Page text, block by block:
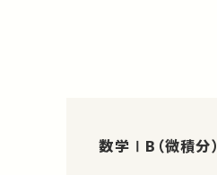
数学ⅠB（微積分）